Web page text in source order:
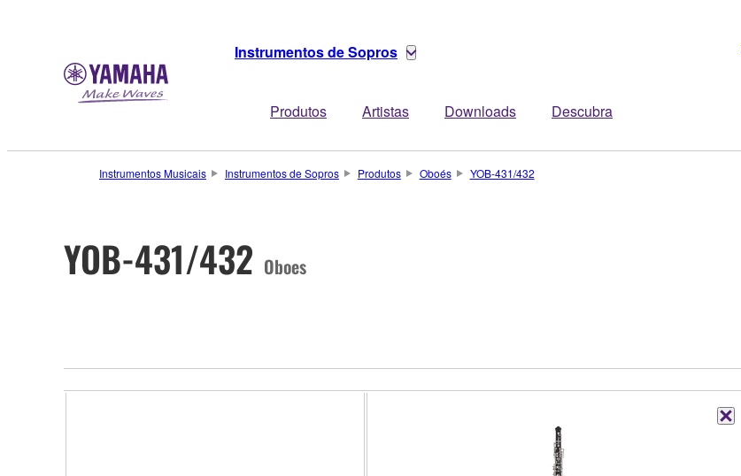
Instrumentos de Sopros
Produtos Artistas Downloads Descubra
Instrumentos Musicais Instrumentos de Sopros Produtos Oboés YOB-431/432
YOB-431/432 Oboes